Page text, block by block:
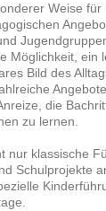
Weise für
Möglichkeit, ein
Bild des
die
zu lernen.
nur klassische
Schulprojekte